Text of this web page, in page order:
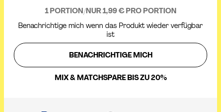
1 PORTION/NUR 1,99 € PRO PORTION
Benachrichtige mich wenn das Produkt wieder verfügbar
ist
BENACHRICHTIGE MICH
MIX & MATCHSPARE BIS ZU 20%